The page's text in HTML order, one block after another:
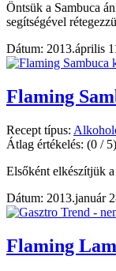
Öntsük a Sambuca
segítségével
Dátum: 2013.április
Flaming
Recept típus:
Átlag értékelés: (0 / 5)
Elsőként elkészítjük a
Dátum: 2013.január
Flaming